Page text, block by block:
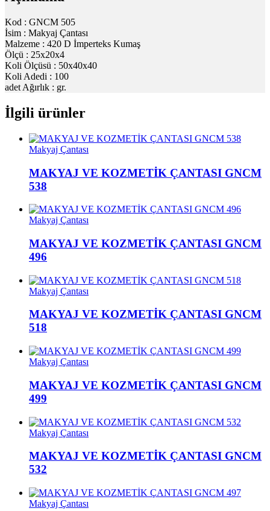
Kod : GNCM 505
İsim : Makyaj Çantası
Malzeme : 420 D İmperteks Kumaş
Ölçü : 25x20x4
Koli Ölçüsü : 50x40x40
Koli Adedi : 100
adet Ağırlık : gr.
İlgili ürünler
Makyaj Çantası
MAKYAJ VE KOZMETİK ÇANTASI GNCM
538
Makyaj Çantası
MAKYAJ VE KOZMETİK ÇANTASI GNCM
496
Makyaj Çantası
MAKYAJ VE KOZMETİK ÇANTASI GNCM
518
Makyaj Çantası
MAKYAJ VE KOZMETİK ÇANTASI GNCM
499
Makyaj Çantası
MAKYAJ VE KOZMETİK ÇANTASI GNCM
532
Makyaj Çantası